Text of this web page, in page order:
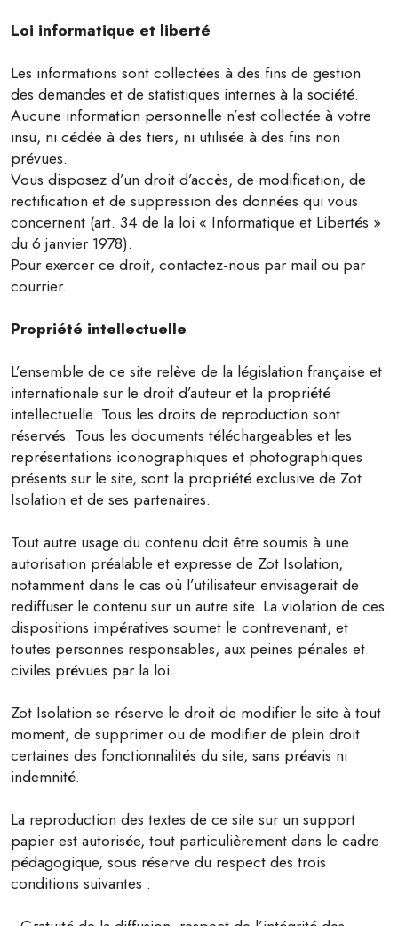
Loi informatique et liberté
Les informations sont collectées à des fins de gestion
des demandes et de statistiques internes à la société.
Aucune information personnelle n’est collectée à votre
insu, ni cédée à des tiers, ni utilisée à des fins non
prévues.
Vous disposez d’un droit d’accès, de modification, de
rectification et de suppression des données qui vous
concernent (art. 34 de la loi « Informatique et Libertés »
du 6 janvier 1978).
Pour exercer ce droit, contactez-nous par mail ou par
courrier.
Propriété intellectuelle
L’ensemble de ce site relève de la législation française et
internationale sur le droit d’auteur et la propriété
intellectuelle. Tous les droits de reproduction sont
réservés. Tous les documents téléchargeables et les
représentations iconographiques et photographiques
présents sur le site, sont la propriété exclusive de Zot
Isolation et de ses partenaires.
Tout autre usage du contenu doit être soumis à une
autorisation préalable et expresse de Zot Isolation,
notamment dans le cas où l’utilisateur envisagerait de
rediffuser le contenu sur un autre site. La violation de ces
dispositions impératives soumet le contrevenant, et
toutes personnes responsables, aux peines pénales et
civiles prévues par la loi.
Zot Isolation se réserve le droit de modifier le site à tout
moment, de supprimer ou de modifier de plein droit
certaines des fonctionnalités du site, sans préavis ni
indemnité.
La reproduction des textes de ce site sur un support
papier est autorisée, tout particulièrement dans le cadre
pédagogique, sous réserve du respect des trois
conditions suivantes :